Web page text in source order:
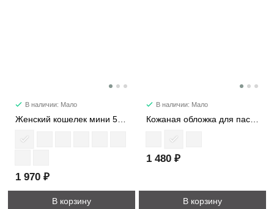
В наличии: Мало
1 970 ₽
В корзину
В наличии: Мало
1 480 ₽
В корзину